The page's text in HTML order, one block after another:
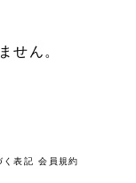
せん。
く表記 会員規約